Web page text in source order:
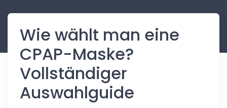
Wie wählt man eine
CPAP-Maske?
Vollständiger
Auswahlguide